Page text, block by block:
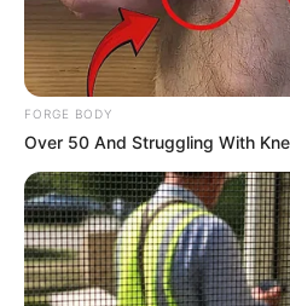
Men, You Don't Need Viagra
Day
MEDVI
FORGE BODY
Over 50 And Struggling With